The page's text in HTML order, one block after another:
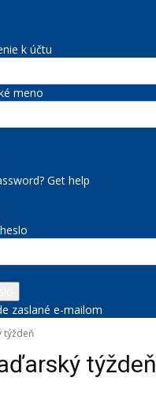
k účtu
meno
Get help
zaslané e-mailom
týždeň
týždeň